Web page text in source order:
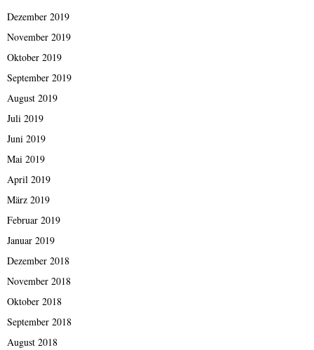
Dezember 2019
November 2019
Oktober 2019
September 2019
August 2019
Juli 2019
Juni 2019
Mai 2019
April 2019
März 2019
Februar 2019
Januar 2019
Dezember 2018
November 2018
Oktober 2018
September 2018
August 2018